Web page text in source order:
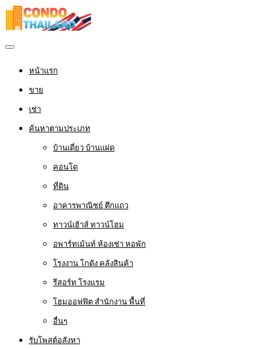
หน้าแรก
ขาย
เช่า
ค้นหาตามประเภท
บ้านเดี่ยว บ้านแฝด
คอนโด
ที่ดิน
อาคารพาณิชย์ ตึกแถว
ทาวน์เฮ้าส์ ทาวน์โฮม
อพาร์ทเม้นท์ ห้องเช่า หอพัก
โรงงาน โกดัง คลังสินค้า
รีสอร์ท โรงแรม
โฮมออฟฟิต สำนักงาน พื้นที่
อื่นๆ
รับโพสต์อสังหา